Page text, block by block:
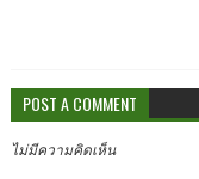
POST A COMMENT
ไม่มีความคิดเห็น